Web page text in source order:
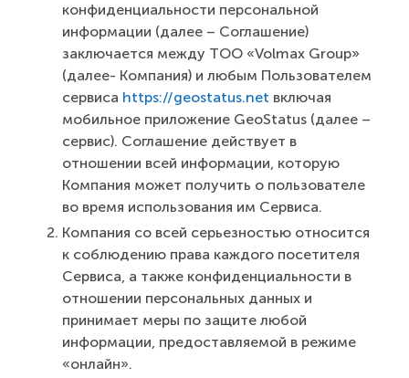
конфиденциальности персональной
информации (далее – Соглашение)
заключается между ТОО «Volmax Group»
(далее- Компания) и любым Пользователем
сервиса https://geostatus.net включая
мобильное приложение GeoStatus (далее –
сервис). Соглашение действует в
отношении всей информации, которую
Компания может получить о пользователе
во время использования им Сервиса.
Компания со всей серьезностью относится
к соблюдению права каждого посетителя
Сервиса, а также конфиденциальности в
отношении персональных данных и
принимает меры по защите любой
информации, предоставляемой в режиме
«онлайн».